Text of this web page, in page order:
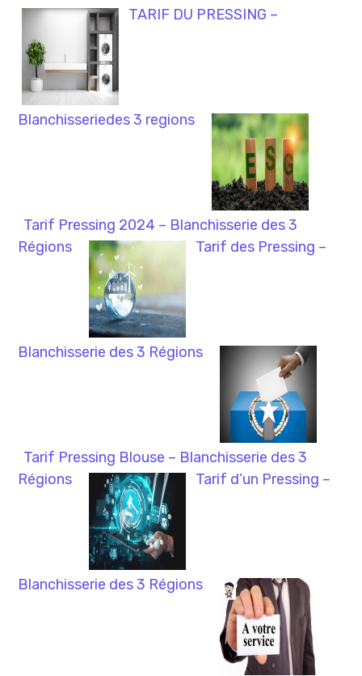
TARIF DU PRESSING –
Blanchisseriedes 3 regions
Tarif Pressing 2024 – Blanchisserie des 3
Régions
Tarif des Pressing –
Blanchisserie des 3 Régions
Tarif Pressing Blouse – Blanchisserie des 3
Régions
Tarif d’un Pressing –
Blanchisserie des 3 Régions